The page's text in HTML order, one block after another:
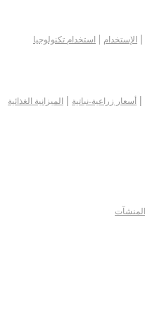
| الإستخدام |
استخدام تكنولوجيا
| أسعار زراعية-نباتية | الميزانية الغذائية
المنشآت